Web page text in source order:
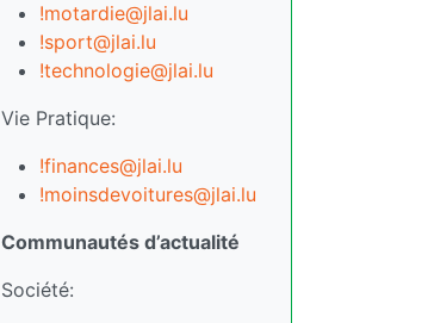
!motardie@jlai.lu
!sport@jlai.lu
!technologie@jlai.lu
Vie Pratique:
!finances@jlai.lu
!moinsdevoitures@jlai.lu
Communautés d’actualité
Société: